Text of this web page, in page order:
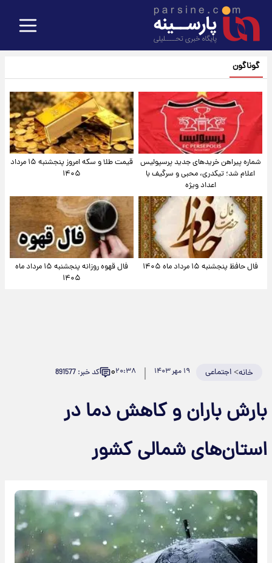
گوناگون
شماره پیراهن خریدهای جدید پرسپولیس
اعلام شد؛ تیکدری، محبی و سرگیف با
اعداد ویژه
قیمت طلا و سکه امروز پنجشنبه ۱۵ مرداد
۱۴۰۵
فال حافظ پنجشنبه ۱۵ مرداد ماه ۱۴۰۵
فال قهوه روزانه پنجشنبه ۱۵ مرداد ماه
۱۴۰۵
خانه>اجتماعی ۱۹ مهر ۱۴۰۳ ۲۰:۳۸۰ کد خبر: 891577
بارش باران و کاهش دما در
استان‌های شمالی کشور